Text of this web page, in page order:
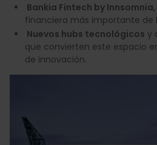
Bankia Fintech by Innsomnia,
financiera más importante de
Nuevos hubs tecnológicos y
que convierten este espacio
de innovación.